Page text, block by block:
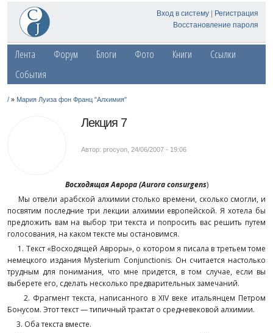
Вход в систему
Регистрация
Восстановление пароля
Лента Форум Блоги Фото Книги
Ссылки
События
/ » Мария Луиза фон Франц "Алхимия"
Лекция 7
Автор: procyon, 24/06/2007 - 19:06
Восходящая Аврора (Aurora consurgens)
Мы отвели арабской алхимии столько времени, сколько смогли, и
посвятим последние три лекции алхимии европейской. Я хотела бы
предложить вам на выбор три текста и попросить вас решить путем
голосования, на каком тексте мы остановимся.
1. Текст «Восходящей Авроры», о котором я писала в третьем томе
немецкого издания Mysterium Conjunctionis. Он считается настолько
трудным для понимания, что мне придется, в том случае, если вы
выберете его, сделать несколько предварительных замечаний.
2. Фрагмент текста, написанного в XIV веке итальянцем Петром
Бонусом. Этот текст — типичный трактат о средневековой алхимии.
3. Оба текста вместе.